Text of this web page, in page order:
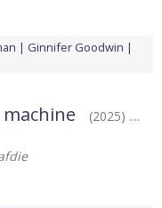
Ginnifer Goodwin
(2025) ....